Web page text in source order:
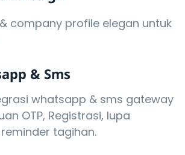
company profile elegan untuk
& Sms
whatsapp & sms gateway
OTP, Registrasi, lupa
tagihan.